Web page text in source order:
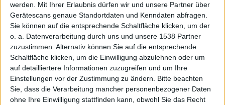
werden.
Mit Ihrer Erlaubnis dürfen wir und unsere Partner über
Gerätescans genaue Standortdaten und Kenndaten abfragen.
Sie können auf die entsprechende Schaltfläche klicken, um der
o. a. Datenverarbeitung durch uns und unsere 1538 Partner
zuzustimmen. Alternativ können Sie auf die entsprechende
Schaltfläche klicken, um die Einwilligung abzulehnen oder um
auf detailliertere Informationen zuzugreifen und um Ihre
Einstellungen vor der Zustimmung zu ändern.
Bitte beachten
Sie, dass die Verarbeitung mancher personenbezogener Daten
ohne Ihre Einwilligung stattfinden kann, obwohl Sie das Recht
iPhone 3Gs
In den Morgenstunden entfernteAppledie digitale
Signatur desiPhone OS 3.1.2 von den Update-Servern.
Für Nutzer einesiPhone2G und 3G ist diese
Information weitgehend uninteressant. iPhone-3Gs-
Nutzer haben somit aber keine Möglichkeit mehr ihr